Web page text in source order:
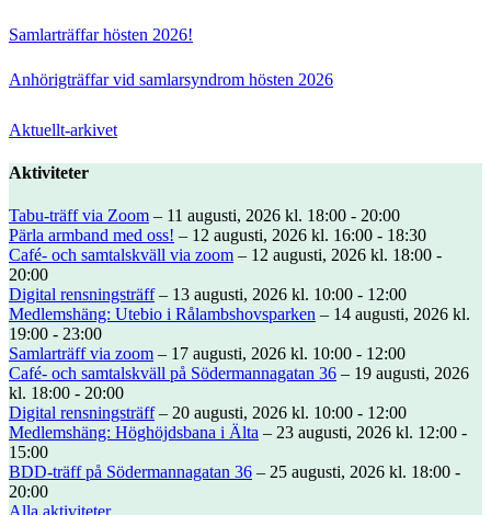
Samlarträffar hösten 2026!
Anhörigträffar vid samlarsyndrom hösten 2026
Aktuellt-arkivet
Aktiviteter
Tabu-träff via Zoom – 11 augusti, 2026 kl. 18:00 - 20:00
Pärla armband med oss! – 12 augusti, 2026 kl. 16:00 - 18:30
Café- och samtalskväll via zoom – 12 augusti, 2026 kl. 18:00 -
20:00
Digital rensningsträff– 13 augusti, 2026 kl. 10:00 - 12:00
Medlemshäng: Utebio i Rålambshovsparken – 14 augusti, 2026 kl.
19:00 - 23:00
Samlarträff via zoom – 17 augusti, 2026 kl. 10:00 - 12:00
Café- och samtalskväll på Södermannagatan 36 – 19 augusti, 2026
kl. 18:00 - 20:00
Digital rensningsträff– 20 augusti, 2026 kl. 10:00 - 12:00
Medlemshäng: Höghöjdsbana i Älta – 23 augusti, 2026 kl. 12:00 -
15:00
BDD-träff på Södermannagatan 36 – 25 augusti, 2026 kl. 18:00 -
20:00